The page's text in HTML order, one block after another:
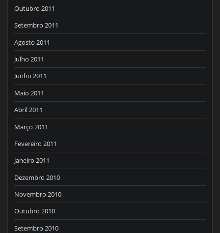
Outubro 2011
Setembro 2011
Agosto 2011
Julho 2011
Junho 2011
Maio 2011
Abril 2011
Março 2011
Fevereiro 2011
Janeiro 2011
Dezembro 2010
Novembro 2010
Outubro 2010
Setembro 2010